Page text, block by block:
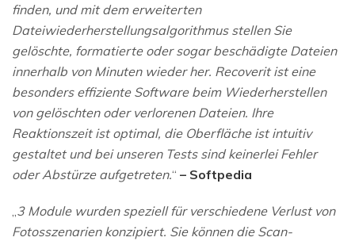
finden, und mit dem erweiterten
Dateiwiederherstellungsalgorithmus stellen Sie
gelöschte, formatierte oder sogar beschädigte Dateien
innerhalb von Minuten wieder her. Recoverit ist eine
besonders effiziente Software beim Wiederherstellen
von gelöschten oder verlorenen Dateien. Ihre
Reaktionszeit ist optimal, die Oberfläche ist intuitiv
gestaltet und bei unseren Tests sind keinerlei Fehler
oder Abstürze aufgetreten.“ – Softpedia
3 Module wurden speziell für verschiedene Verlust von
Fotosszenarien konzipiert. Sie können die Scan-